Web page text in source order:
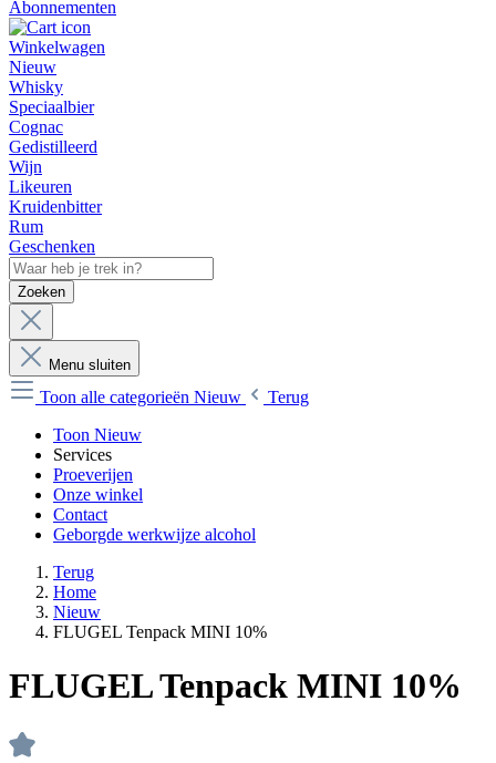
Abonnementen
Winkelwagen
Nieuw
Whisky
Speciaalbier
Cognac
Gedistilleerd
Wijn
Likeuren
Kruidenbitter
Rum
Geschenken
Zoeken
Menu sluiten
Toon alle categorieën Nieuw
Terug
Toon Nieuw
Services
Proeverijen
Onze winkel
Contact
Geborgde werkwijze alcohol
Terug
Home
Nieuw
FLUGEL Tenpack MINI 10%
FLUGEL Tenpack MINI 10%